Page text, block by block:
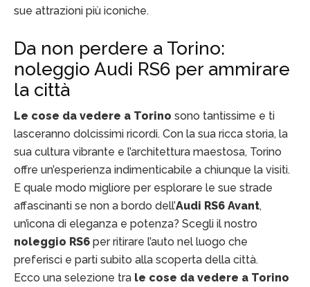
sue attrazioni più iconiche.
Da non perdere a Torino:
noleggio Audi RS6 per ammirare
la città
Le cose da vedere a Torino sono tantissime e ti
lasceranno dolcissimi ricordi. Con la sua ricca storia, la
sua cultura vibrante e l’architettura maestosa, Torino
offre un’esperienza indimenticabile a chiunque la visiti.
E quale modo migliore per esplorare le sue strade
affascinanti se non a bordo dell’Audi RS6 Avant,
un’icona di eleganza e potenza? Scegli il nostro
noleggio RS6 per ritirare l’auto nel luogo che
preferisci e parti subito alla scoperta della città.
Ecco una selezione tra le cose da vedere a Torino